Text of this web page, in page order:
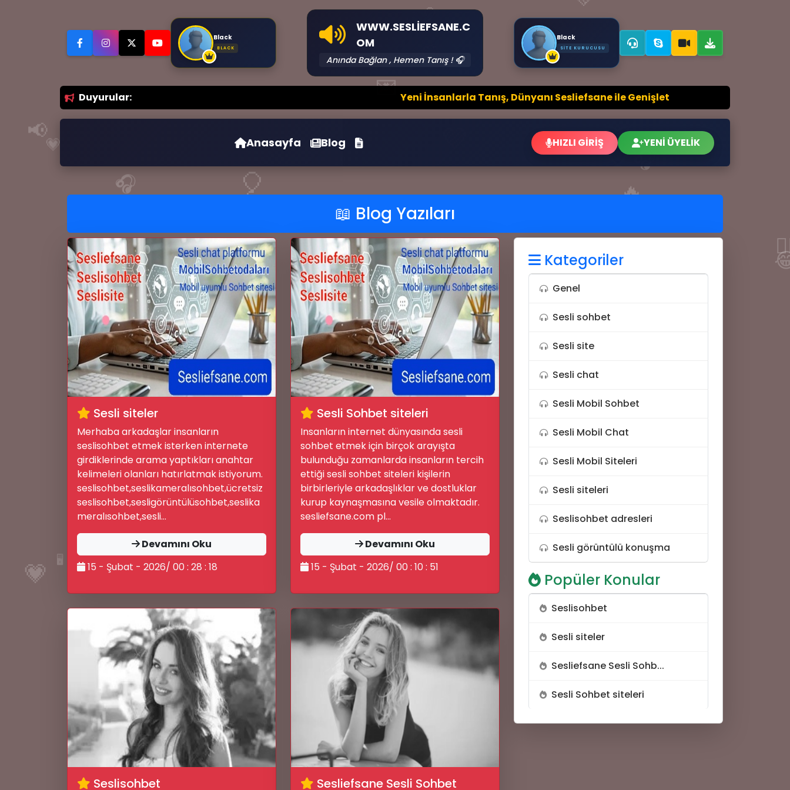
💗 📝
📝
📢
💌
😍
🎈
💭
🎧 🎈 🔥
🎊 🎤
💗
👥
🎧
😂
🖥️
📝
Black
BLACK
WWW.SESLIEFSANE.C
OM
Anında Bağlan , Hemen Tanış ! 🎧
Black
SITE KURUCUSU
Duyurular: Yeni İnsanlarla Tanış, Dünyanı Sesliefsane ile Genişlet
Anasayfa Blog HIZLI GİRİŞ YENİ ÜYELİK
📖 Blog Yazıları
Sesli siteler
Merhaba arkadaşlar insanların
seslisohbet etmek isterken internete
girdiklerinde arama yaptıkları anahtar
kelimeleri olanları hatırlatmak istiyorum.
seslisohbet,seslikameralısohbet,ücretsiz
seslisohbet,sesligörüntülüsohbet,seslika
meralısohbet,sesli...
Devamını Oku
15 - Şubat - 2026/ 00 : 28 : 18
Sesli Sohbet siteleri
Insanların internet dünyasında sesli
sohbet etmek için birçok arayışta
bulunduğu zamanlarda insanların tercih
ettiği sesli sohbet siteleri kişilerin
birbirleriyle arkadaşlıklar ve dostluklar
kurup kaynaşmasına vesile olmaktadır.
sesliefsane.com pl...
Devamını Oku
15 - Şubat - 2026/ 00 : 10 : 51
Seslisohbet
Sesliefsane Sesli Sohbet
Kategoriler
Genel
Sesli sohbet
Sesli site
Sesli chat
Sesli Mobil Sohbet
Sesli Mobil Chat
Sesli Mobil Siteleri
Sesli siteleri
Seslisohbet adresleri
Sesli görüntülü konuşma
Popüler Konular
Seslisohbet
Sesli siteler
Sesliefsane Sesli Sohb...
Sesli Sohbet siteleri